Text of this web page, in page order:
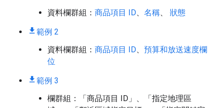
資料欄群組： 商品項目 ID、 名稱、 狀態
範例 2
資料欄群組： 商品項目 ID、 預算和放送速度欄
位
範例 3
欄群組：「商品項目 ID」 、「指定地理區